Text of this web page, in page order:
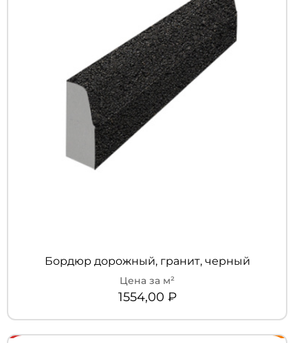
Бордюр дорожный, гранит, черный
1554,00 ₽